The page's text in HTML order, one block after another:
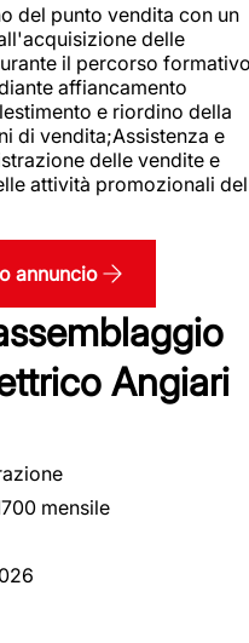
del punto vendita con un
delle
il percorso
affiancamento
e riordino della
di vendita;Assistenza e
delle vendite e
attività promozionali del
annuncio
Angiari
mensile